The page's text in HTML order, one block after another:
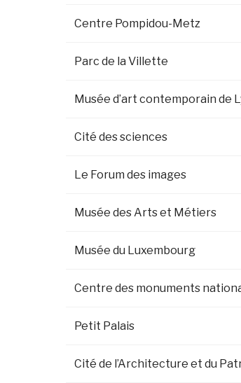
Centre Pompidou-Metz
Parc de la Villette
Musée d’art contemporain de
Cité des sciences
Le Forum des images
Musée des Arts et Métiers
Musée du Luxembourg
Centre des monuments
Petit Palais
Cité de l’Architecture et du